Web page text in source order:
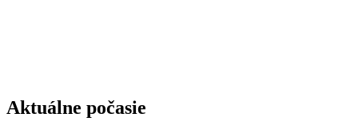
Aktuálne počasie